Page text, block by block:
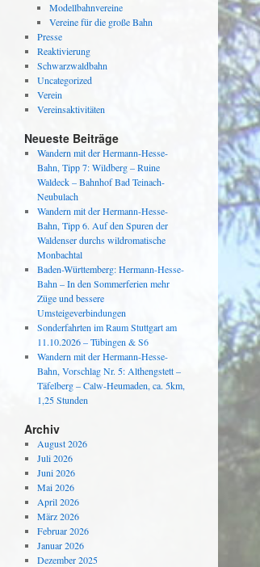
Modellbahnvereine
Vereine für die große Bahn
Presse
Reaktivierung
Schwarzwaldbahn
Uncategorized
Verein
Vereinsaktivitäten
Neueste Beiträge
Wandern mit der Hermann-Hesse-
Bahn, Tipp 7: Wildberg – Ruine
Waldeck – Bahnhof Bad Teinach-
Neubulach
Wandern mit der Hermann-Hesse-
Bahn, Tipp 6. Auf den Spuren der
Waldenser durchs wildromatische
Monbachtal
Baden-Württemberg: Hermann-Hesse-
Bahn – In den Sommerferien mehr
Züge und bessere
Umsteigeverbindungen
Sonderfahrten im Raum Stuttgart am
11.10.2026 – Tübingen & S6
Wandern mit der Hermann-Hesse-
Bahn, Vorschlag Nr. 5: Althengstett –
Täfelberg – Calw-Heumaden, ca. 5km,
1,25 Stunden
Archiv
August 2026
Juli 2026
Juni 2026
Mai 2026
April 2026
März 2026
Februar 2026
Januar 2026
Dezember 2025